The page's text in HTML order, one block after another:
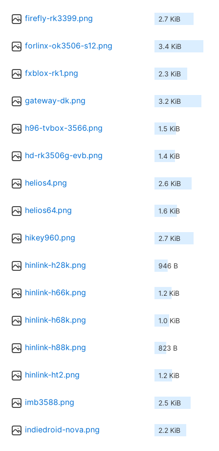
firefly-rk3399.png 2.7 KiB
forlinx-ok3506-s12.png 3.4 KiB
fxblox-rk1.png 2.3 KiB
gateway-dk.png 3.2 KiB
h96-tvbox-3566.png 1.5 KiB
hd-rk3506g-evb.png 1.4 KiB
helios4.png 2.6 KiB
helios64.png 1.6 KiB
hikey960.png 2.7 KiB
hinlink-h28k.png 946 B
hinlink-h66k.png 1.2 KiB
hinlink-h68k.png 1.0 KiB
hinlink-h88k.png 823 B
hinlink-ht2.png 1.2 KiB
imb3588.png 2.5 KiB
indiedroid-nova.png 2.2 KiB